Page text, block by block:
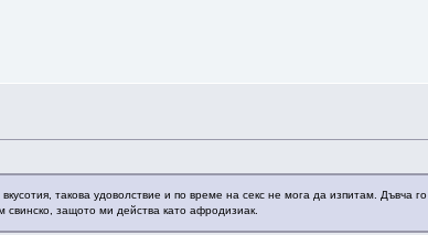
такова удоволствие и по време на секс не мога да изпитам. Дъвча
свинско, защото ми действа като афродизиак.